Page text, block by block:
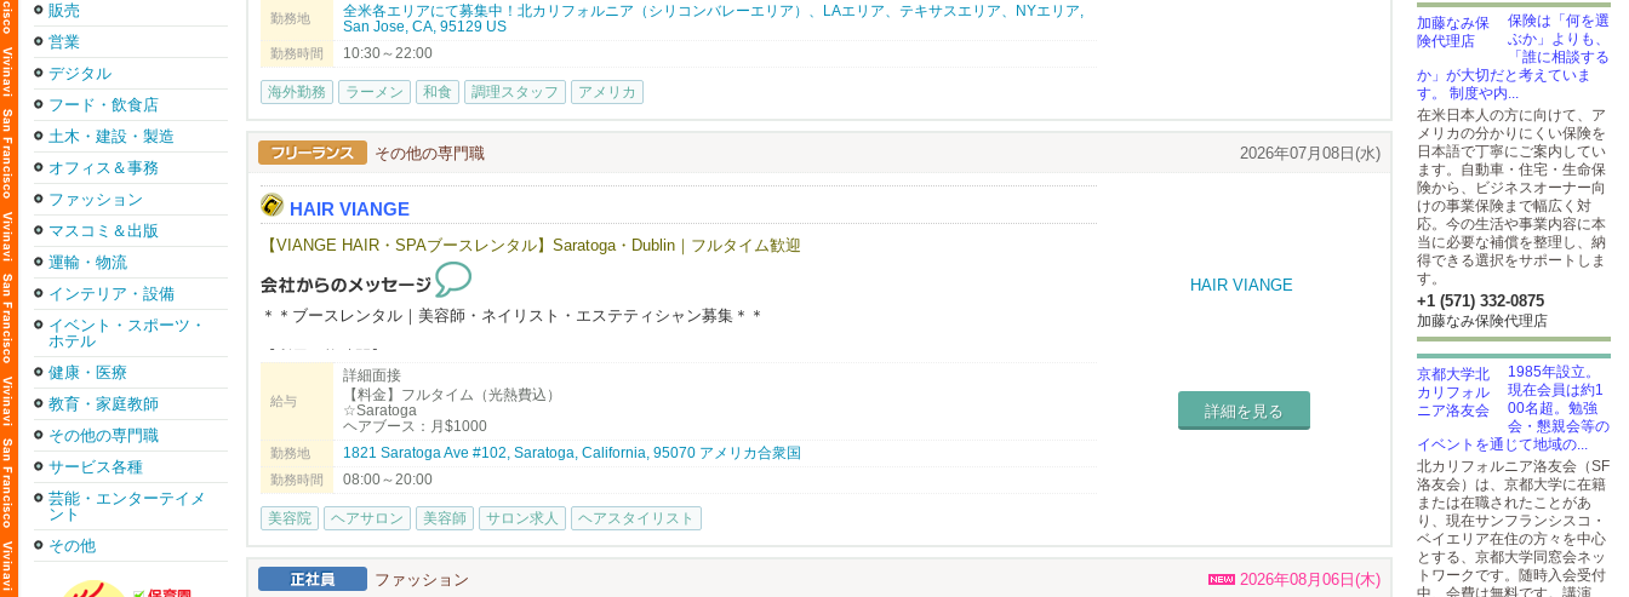
販売
営業
デジタル
フード・飲食店
土木・建設・製造
オフィス＆事務
ファッション
マスコミ＆出版
運輸・物流
インテリア・設備
イベント・スポーツ・
ホテル
健康・医療
教育・家庭教師
その他の専門職
サービス各種
芸能・エンターテイメ
ント
その他
⇨ ⇨ アメリカという国で働く。あなたの経験を世界へ。夢のアメリカへ、世界進出のチャンスを掴みませんか？業
務拡大に伴い、米国で活躍する仲間を大募集します！⇨ ⇨
▶︎こんな方は、まずはご応募してみてください。
▶︎弊社の特徴
年間最大​14日間の長期リフレッシュ休暇取得可能！殆どの社員の皆さんが年に1度は2週間程度の帰国やバケーション
を楽しんでます！
「ええっ！そんなに休み取れるんですか？と驚かれる事も多いです。」（笑）
当社ブランドで働​く店舗管理者の平均年収は約1​,402万円（日本人スタッフ平均月給​116.9万円）。
​※為替レート $1=¥158 （2026年3月換算）
​※2​025年1月から7月までの平均月給実績より算出
​※月給平均給与は1年以上勤務している2025年の平均月給実績
※給与は確約するものではなく能力で異なります。当社評価規定により算出
※要項に明記されている給与は平均です。実際に平均以上取得している方は管理者数の半分弱です。
▶︎応募のポイント♪
おかげさまで大変多くのお問合せを頂いております。
職務経歴や履歴書については、なるべく詳細を明記して頂けると選考確率がグンっと上がります！
━━━━━━━━━━━━━━━━━━━━
飲食業を愛する人に、次の世界を。
勤務地
全米各エリアにて募集中！北カリフォルニア（シリコンバレーエリア）、LAエリア、テキサスエリア、NYエリア,
San Jose, CA, 95129 US
勤務時間 10:30～22:00
海外勤務 ラーメン 和食 調理スタッフ アメリカ
その他の専門職 2026年07月08日(水)
HAIR VIANGE
【VIANGE HAIR・SPAブースレンタル】Saratoga・Dublin｜フルタイム歓迎
＊＊ブースレンタル｜美容師・ネイリスト・エステティシャン募集＊＊
☆週7日、8:00～20:00利用可能
お気軽に見学にお越しください。
☆Saratoga
ヘアブース：月$1000
☆Dublin
スパルーム：月＄900
給与
詳細面接
【料金】フルタイム（光熱費込）
☆Saratoga
ヘアブース：月$1000
勤務地 1821 Saratoga Ave #102, Saratoga, California, 95070 アメリカ合衆国
勤務時間 08:00～20:00
詳細を見る
美容院 ヘアサロン 美容師 サロン求人 ヘアスタイリスト
ファッション 2026年08月06日(木)
保険は「何を選
ぶか」よりも、
「誰に相談する
か」が大切だと考えていま
す。 制度や内...
在米日本人の方に向けて、ア
メリカの分かりにくい保険を
日本語で丁寧にご案内してい
ます。自動車・住宅・生命保
険から、ビジネスオーナー向
けの事業保険まで幅広く対
応。今の生活や事業内容に本
当に必要な補償を整理し、納
得できる選択をサポートしま
す。
+1 (571) 332-0875
加藤なみ保険代理店
1985年設立。
現在会員は約1
00名超。勉強
会・懇親会等の
イベントを通じて地域の...
北カリフォルニア洛友会（SF
洛友会）は、京都大学に在籍
または在職されたことがあ
り、現在サンフランシスコ・
ベイエリア在住の方々を中心
とする、京都大学同窓会ネッ
トワークです。随時入会受付
中、会費は無料です。講演